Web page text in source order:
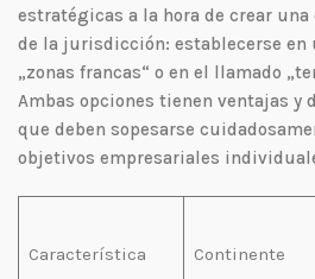
estratégicas a la hora de crear
de la jurisdicción: establecerse en
„zonas francas“ o en el llamado
Ambas opciones tienen ventajas y
que deben sopesarse
objetivos empresariales
Característica Continente